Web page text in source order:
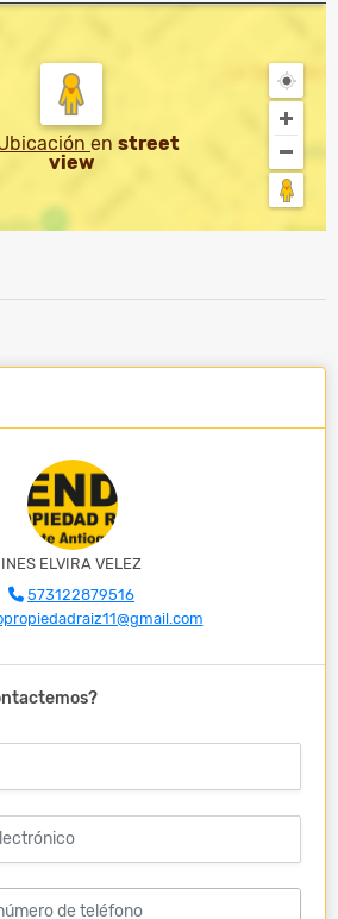
en street
view
INES ELVIRA VELEZ
573122879516